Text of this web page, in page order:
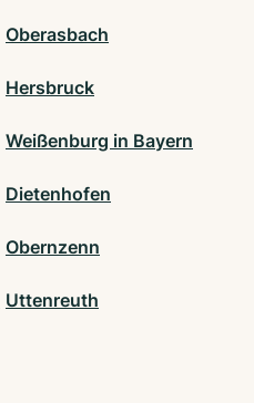
Oberasbach
Hersbruck
Weißenburg in Bayern
Dietenhofen
Obernzenn
Uttenreuth